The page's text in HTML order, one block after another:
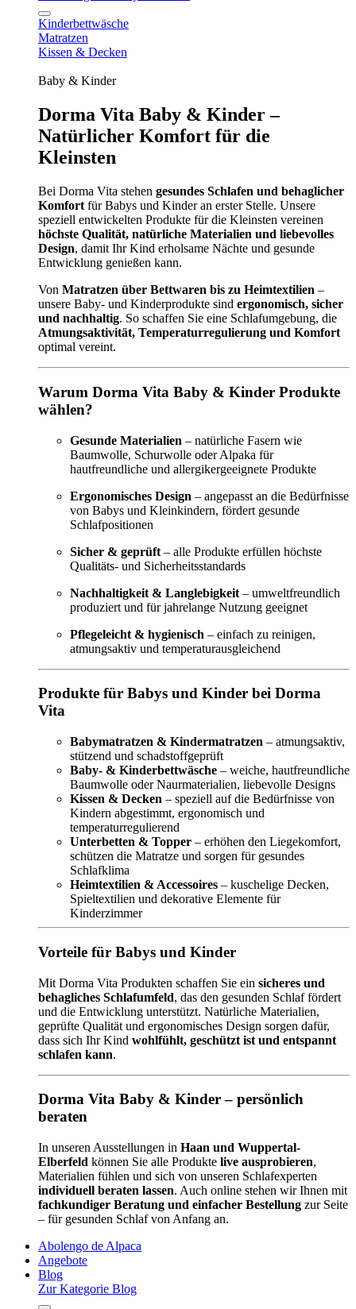
Kinderbettwäsche
Matratzen
Kissen & Decken
Baby & Kinder
Dorma Vita Baby & Kinder –
Natürlicher Komfort für die
Kleinsten
Bei Dorma Vita stehen gesundes Schlafen und behaglicher
Komfort für Babys und Kinder an erster Stelle. Unsere
speziell entwickelten Produkte für die Kleinsten vereinen
höchste Qualität, natürliche Materialien und liebevolles
Design, damit Ihr Kind erholsame Nächte und gesunde
Entwicklung genießen kann.
Von Matratzen über Bettwaren bis zu Heimtextilien –
unsere Baby- und Kinderprodukte sind ergonomisch, sicher
und nachhaltig. So schaffen Sie eine Schlafumgebung, die
Atmungsaktivität, Temperaturregulierung und Komfort
optimal vereint.
Warum Dorma Vita Baby & Kinder Produkte
wählen?
Gesunde Materialien – natürliche Fasern wie
Baumwolle, Schurwolle oder Alpaka für
hautfreundliche und allergikergeeignete Produkte
Ergonomisches Design – angepasst an die Bedürfnisse
von Babys und Kleinkindern, fördert gesunde
Schlafpositionen
Sicher & geprüft – alle Produkte erfüllen höchste
Qualitäts- und Sicherheitsstandards
Nachhaltigkeit & Langlebigkeit – umweltfreundlich
produziert und für jahrelange Nutzung geeignet
Pflegeleicht & hygienisch – einfach zu reinigen,
atmungsaktiv und temperaturausgleichend
Produkte für Babys und Kinder bei Dorma
Vita
Babymatratzen & Kindermatratzen – atmungsaktiv,
stützend und schadstoffgeprüft
Baby- & Kinderbettwäsche – weiche, hautfreundliche
Baumwolle oder Naurmaterialien, liebevolle Designs
Kissen & Decken – speziell auf die Bedürfnisse von
Kindern abgestimmt, ergonomisch und
temperaturregulierend
Unterbetten & Topper – erhöhen den Liegekomfort,
schützen die Matratze und sorgen für gesundes
Schlafklima
Heimtextilien & Accessoires – kuschelige Decken,
Spieltextilien und dekorative Elemente für
Kinderzimmer
Vorteile für Babys und Kinder
Mit Dorma Vita Produkten schaffen Sie ein sicheres und
behagliches Schlafumfeld, das den gesunden Schlaf fördert
und die Entwicklung unterstützt. Natürliche Materialien,
geprüfte Qualität und ergonomisches Design sorgen dafür,
dass sich Ihr Kind wohlfühlt, geschützt ist und entspannt
schlafen kann.
Dorma Vita Baby & Kinder – persönlich
beraten
In unseren Ausstellungen in Haan und Wuppertal-
Elberfeld können Sie alle Produkte live ausprobieren,
Materialien fühlen und sich von unseren Schlafexperten
individuell beraten lassen. Auch online stehen wir Ihnen mit
fachkundiger Beratung und einfacher Bestellung zur Seite
– für gesunden Schlaf von Anfang an.
Abolengo de Alpaca
Angebote
Blog
Zur Kategorie Blog